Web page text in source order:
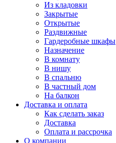
Из кладовки
Закрытые
Открытые
Раздвижные
Гардеробные шкафы
Назначение
В комнату
В нишу
В спальню
В частный дом
На балкон
Доставка и оплата
Как сделать заказ
Доставка
Оплата и рассрочка
О компании